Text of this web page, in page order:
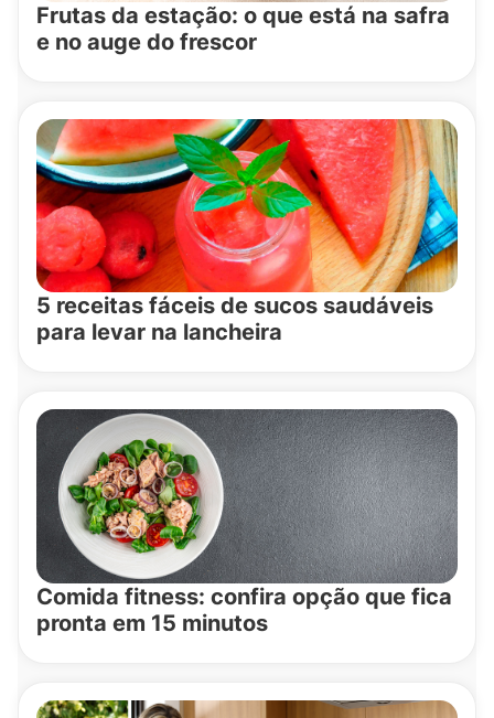
Frutas da estação: o que está na safra
e no auge do frescor
5 receitas fáceis de sucos saudáveis
para levar na lancheira
Comida fitness: confira opção que fica
pronta em 15 minutos